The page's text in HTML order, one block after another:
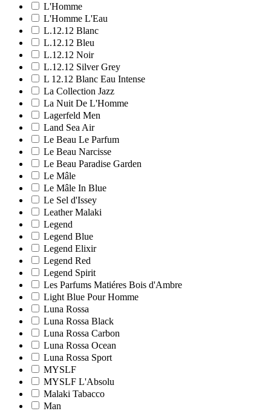
L'Homme
L'Homme L'Eau
L.12.12 Blanc
L.12.12 Bleu
L.12.12 Noir
L.12.12 Silver Grey
L 12.12 Blanc Eau Intense
La Collection Jazz
La Nuit De L'Homme
Lagerfeld Men
Land Sea Air
Le Beau Le Parfum
Le Beau Narcisse
Le Beau Paradise Garden
Le Mâle
Le Mâle In Blue
Le Sel d'Issey
Leather Malaki
Legend
Legend Blue
Legend Elixir
Legend Red
Legend Spirit
Les Parfums Matiéres Bois d'Ambre
Light Blue Pour Homme
Luna Rossa
Luna Rossa Black
Luna Rossa Carbon
Luna Rossa Ocean
Luna Rossa Sport
MYSLF
MYSLF L'Absolu
Malaki Tabacco
Man